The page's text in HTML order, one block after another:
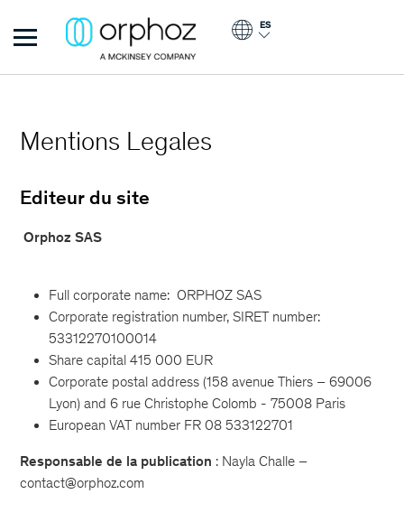
Orphoz
ES
Mentions Legales
Editeur du site
Orphoz SAS
Full corporate name: ORPHOZ SAS
Corporate registration number, SIRET number:
53312270100014
Share capital 415 000 EUR
Corporate postal address (158 avenue Thiers – 69006
Lyon) and 6 rue Christophe Colomb - 75008 Paris
European VAT number FR 08 533122701
Responsable de la publication : Nayla Challe –
contact@orphoz.com